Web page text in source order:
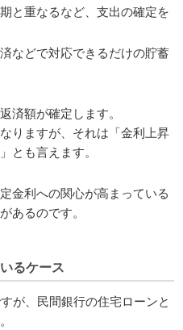
と重なるなど、支出の確定を
などで対応できるだけの貯蓄
済額が確定します。
りますが、それは「金利上昇
とも言えます。
金利への関心が高まっている
あるのです。
るケース
が、民間銀行の住宅ローンと